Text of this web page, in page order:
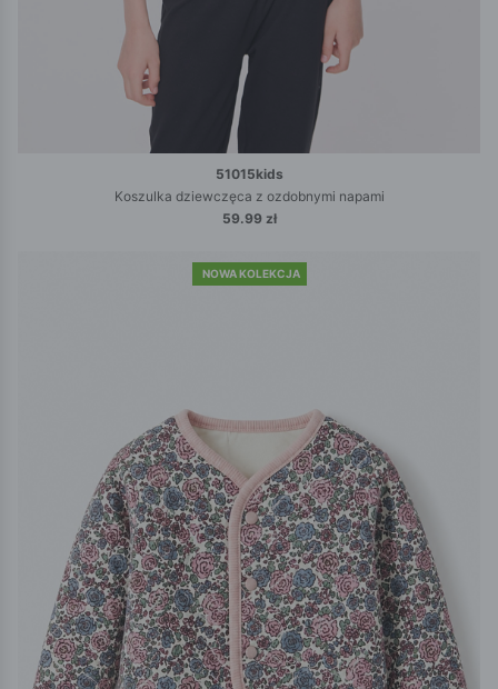
51015kids
Koszulka dziewczęca z ozdobnymi napami
59.99 zł
NOWA KOLEKCJA